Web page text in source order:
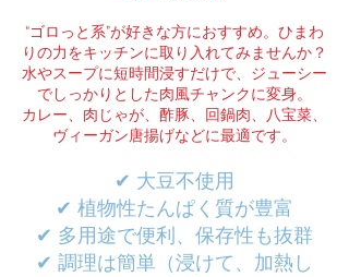
“ゴロっと系”が好きな方におすすめ。ひまわ
りの力をキッチンに取り入れてみませんか？
水やスープに短時間浸すだけで、ジューシー
でしっかりとした肉風チャンクに変身。
カレー、肉じゃが、酢豚、回鍋肉、八宝菜、
ヴィーガン唐揚げなどに最適です。
✔ 大豆不使用
✔ 植物性たんぱく質が豊富
✔ 多用途で便利、保存性も抜群
✔ 調理は簡単（浸けて、加熱し